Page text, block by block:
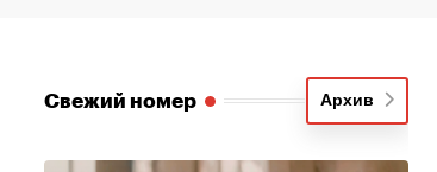
Свежий номер Архив